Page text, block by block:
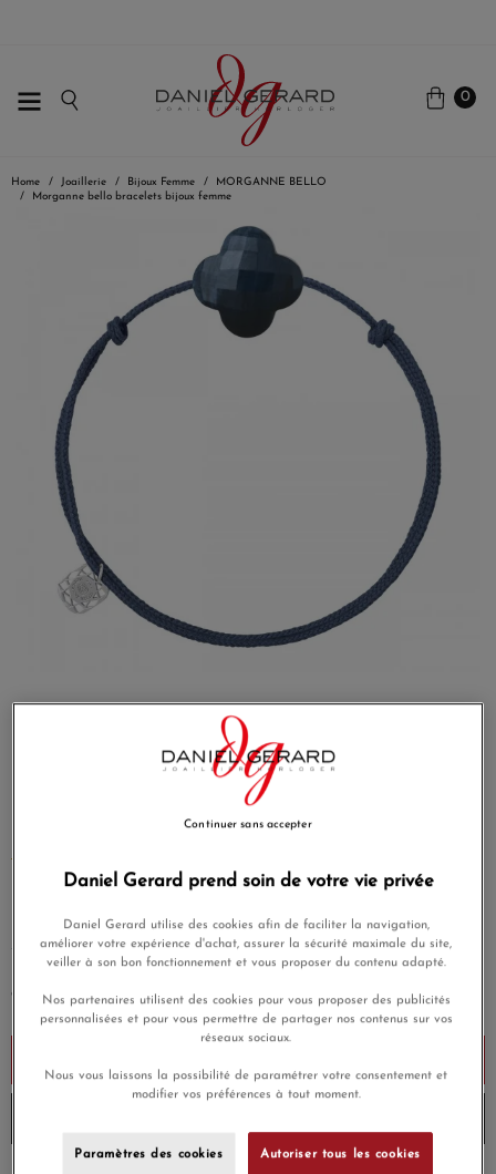
0
Home Joaillerie Bijoux Femme
MORGANNE BELLO
Morganne bello bracelets bijoux femme
* is required
Daniel Gerard prend soin de votre vie privée
Daniel Gerard utilise des cookies afin de faciliter la navigation,
améliorer votre expérience d'achat, assurer la sécurité maximale du site,
veiller à son bon fonctionnement et vous proposer du contenu adapté.
Nos partenaires utilisent des cookies pour vous proposer des publicités
personnalisées et pour vous permettre de partager nos contenus sur vos
réseaux sociaux.
Nous vous laissons la possibilité de paramétrer votre consentement et
modifier vos préférences à tout moment.
Paramètres des cookies Autoriser tous les cookies
Continuer sans accepter